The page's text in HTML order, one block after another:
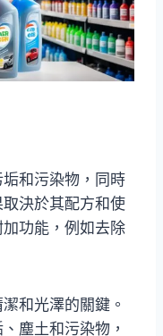
和污染物，同時
決於其配方和使
功能，例如去除
和光澤的關鍵。
塵土和污染物，